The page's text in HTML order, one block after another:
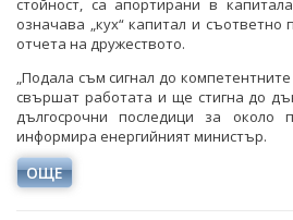
стойност, са апортирани в
означава „кух“ капитал и
отчета на дружеството.
„Подала съм сигнал до
свършат работата и ще стигна до
дългосрочни последици за около
информира енергийният министър.
ОЩЕ